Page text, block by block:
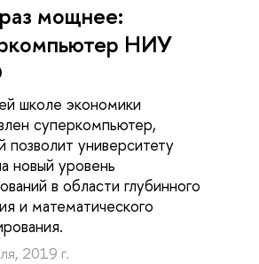
мощнее:
НИУ
школе экономики
суперкомпьютер,
позволит университету
новый уровень
в области глубинного
и математического
2019 г.